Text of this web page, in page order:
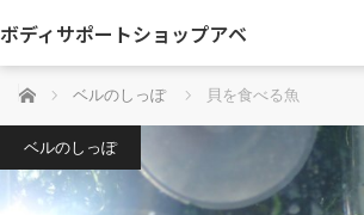
ボディサポートショップアベ
ホーム ベルのしっぽ 貝を食べる魚
ベルのしっぽ